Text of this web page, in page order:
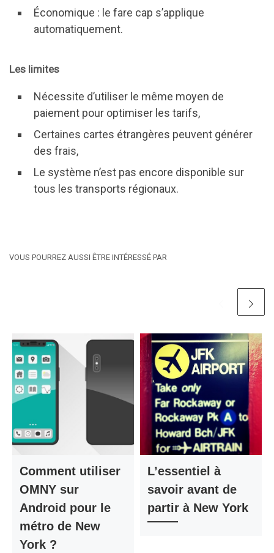
Économique : le fare cap s’applique
automatiquement.
Les limites
Nécessite d’utiliser le même moyen de
paiement pour optimiser les tarifs,
Certaines cartes étrangères peuvent générer
des frais,
Le système n’est pas encore disponible sur
tous les transports régionaux.
VOUS POURREZ AUSSI ÊTRE INTÉRESSÉ PAR
Comment utiliser
OMNY sur
Android pour le
métro de New
York ?
L’essentiel à
savoir avant de
partir à New York